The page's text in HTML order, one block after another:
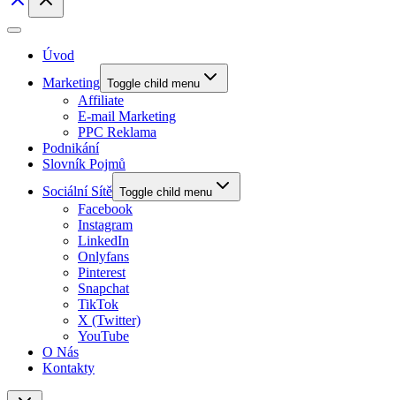
Úvod
Marketing Toggle child menu
Affiliate
E-mail Marketing
PPC Reklama
Podnikání
Slovník Pojmů
Sociální Sítě Toggle child menu
Facebook
Instagram
LinkedIn
Onlyfans
Pinterest
Snapchat
TikTok
X (Twitter)
YouTube
O Nás
Kontakty